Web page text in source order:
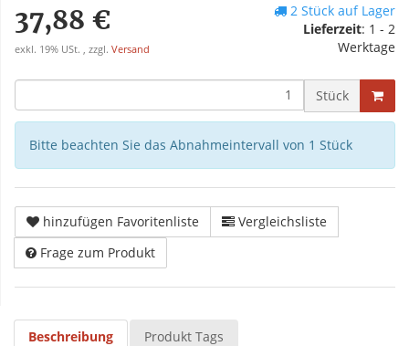
37,88 €
exkl. 19% USt. , zzgl. Versand
2 Stück auf Lager
Lieferzeit: 1 - 2
Werktage
Stück
Bitte beachten Sie das Abnahmeintervall von 1 Stück
hinzufügen Favoritenliste
Vergleichsliste
Frage zum Produkt
Beschreibung Produkt Tags